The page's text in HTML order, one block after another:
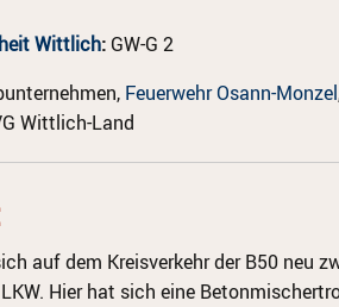
Wittlich: GW-G 2
Feuerwehr Osann-Monzel
Wittlich-Land
auf dem Kreisverkehr der B50 neu
Hier hat sich eine